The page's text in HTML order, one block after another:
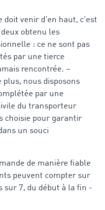
doit venir d’en haut, c’est
obtenu les
: ce ne sont pas
par une tierce
rencontrée. –
plus, nous disposons
par une
du transporteur
choisie pour garantir
un souci
de manière fiable
peuvent compter sur
sur 7, du début à la fin -